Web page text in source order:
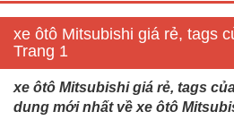
xe ôtô Mitsubishi giá rẻ, tags
Trang 1
xe ôtô Mitsubishi giá rẻ, tags
dung mới nhất về xe ôtô